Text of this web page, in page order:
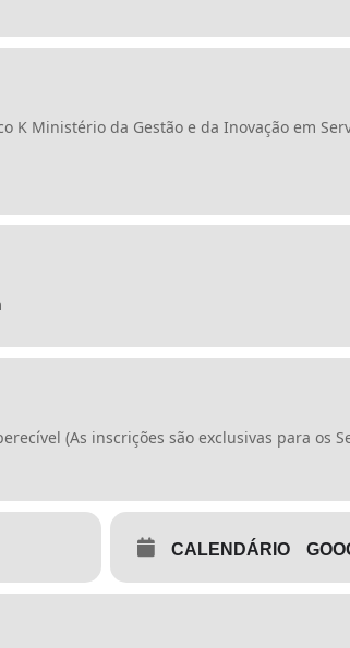
K Ministério da Gestão e da Inovação em
(As inscrições são exclusivas para os
CALENDÁRIO